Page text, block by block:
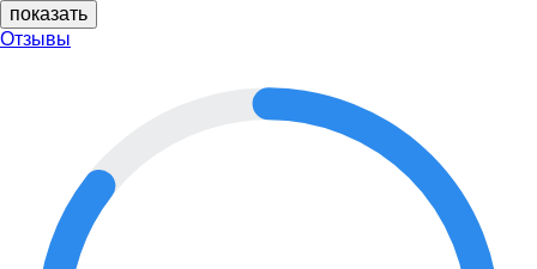
показать
Отзывы